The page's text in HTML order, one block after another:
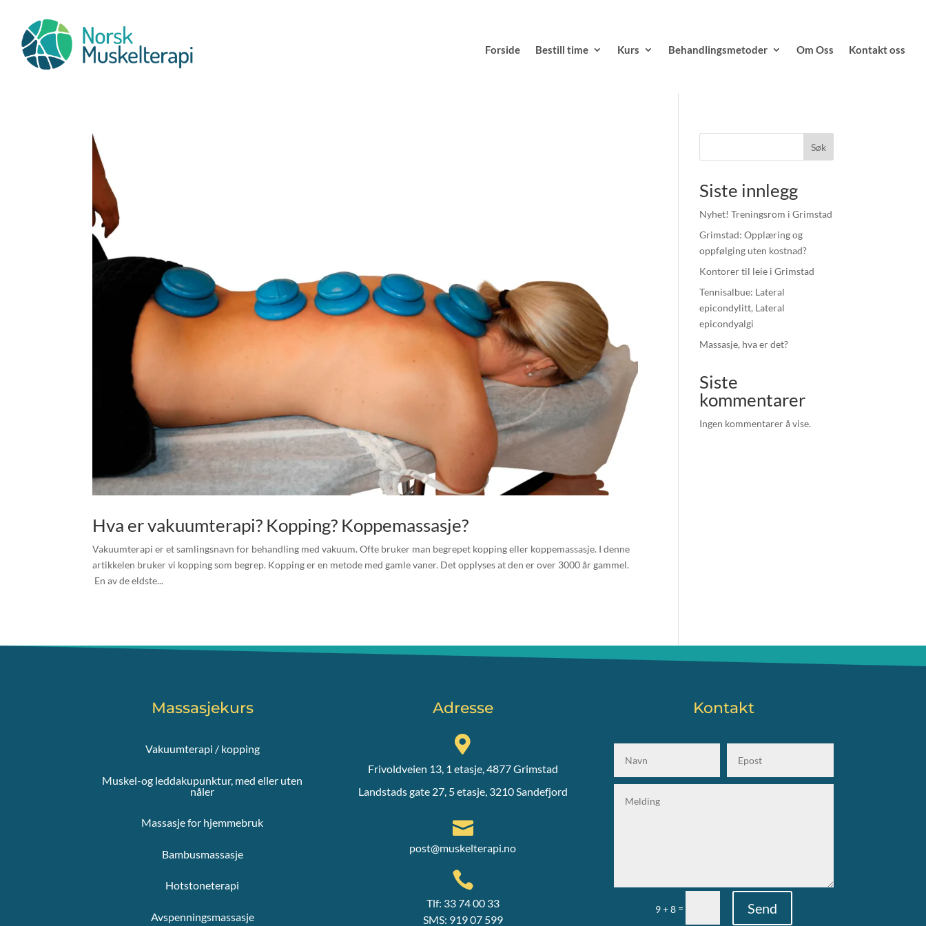
Forside Bestill time Kurs Behandlingsmetoder Om Oss Kontakt oss
Hva er vakuumterapi? Kopping? Koppemassasje?
Vakuumterapi er et samlingsnavn for behandling med vakuum. Ofte bruker man begrepet kopping eller koppemassasje. I denne
artikkelen bruker vi kopping som begrep. Kopping er en metode med gamle vaner. Det opplyses at den er over 3000 år gammel.
En av de eldste...
Søk
Siste innlegg
Nyhet! Treningsrom i Grimstad
Grimstad: Opplæring og
oppfølging uten kostnad?
Kontorer til leie i Grimstad
Tennisalbue: Lateral
epicondylitt, Lateral
epicondyalgi
Massasje, hva er det?
Siste
kommentarer
Ingen kommentarer å vise.
Massasjekurs
Vakuumterapi / kopping
Muskel-og leddakupunktur, med eller uten
nåler
Massasje for hjemmebruk
Bambusmassasje
Hotstoneterapi
Avspenningsmassasje
Adresse

Frivoldveien 13, 1 etasje, 4877 Grimstad
Landstads gate 27, 5 etasje, 3210 Sandefjord

post@muskelterapi.no

Tlf: 33 74 00 33
SMS: 919 07 599
Kontakt
9 + 8 = Send